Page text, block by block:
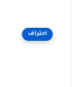
احتراف